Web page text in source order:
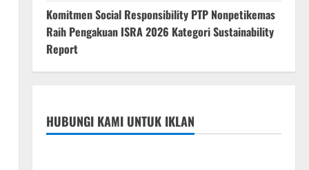
Komitmen Social Responsibility PTP Nonpetikemas
Raih Pengakuan ISRA 2026 Kategori Sustainability
Report
HUBUNGI KAMI UNTUK IKLAN